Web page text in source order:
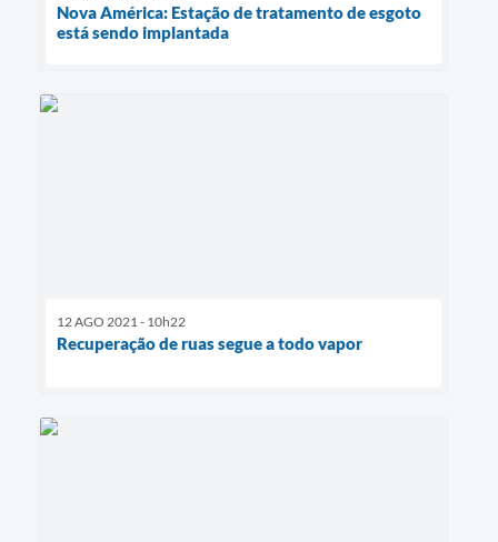
Nova América: Estação de tratamento de esgoto
está sendo implantada
12 AGO 2021 - 10h22
Recuperação de ruas segue a todo vapor